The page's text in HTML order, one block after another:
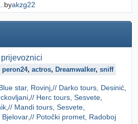
byakzg22
peron24, actros, Dreamwalker, sniff
star, Rovinj // Darko tours, Desinić
// Herc tours, Sesvete
// Mandi tours, Sesvete
// Potočki promet, Radoboj